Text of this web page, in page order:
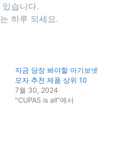
있습니다.
하루 되세요.
지금 당장 봐야할 아기보넷
모자 추천 제품 상위 10
7월 30, 2024
"CUPAS is all"에서